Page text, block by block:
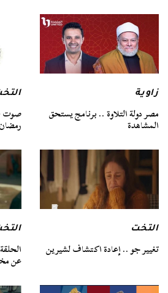
زاوية
مصر دولة التلاوة .. برنامج يستحق
المشاهدة
صوت
التخت
تغيير جو .. إعادة اكتشاف لشيرين
عن